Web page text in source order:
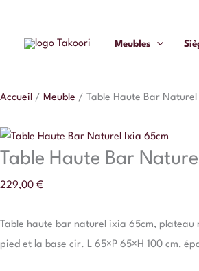
contenu
Meubles
Accueil / Meuble / Table Haute Bar
Table Haute Bar
229,00 €
Table haute bar naturel ixia 65cm,
pied et la base cir. L 65×P 65×H 100 cm,
Ixia
65cm